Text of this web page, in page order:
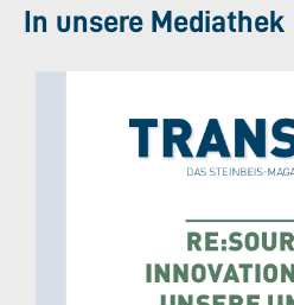
In unsere Mediathek